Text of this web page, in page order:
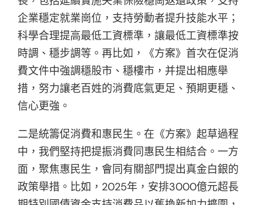
企業穩定就業崗位，支持勞動者提升技能水平；
科學合理提高最低工資標準，讓最低工資標準按
時調、穩步調等。再比如，《方案》首次在促消
費文件中強調穩股市、穩樓市，并提出相應舉
措，努力讓老百姓的消費底氣更足、預期更穩、
信心更強。
二是統籌促消費和惠民生。在《方案》起草過程
中，我們堅持把提振消費同惠民生相結合。一方
面，聚焦惠民生，會同有關部門提出真金白銀的
政策舉措。比如，2025年，安排3000億元超長